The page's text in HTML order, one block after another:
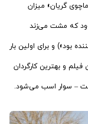
گریان» میزان
که مشت می‌زند
بود») و برای اولین بار
و بهترین کارگردان
داشت – سوار اسب می‌شود.